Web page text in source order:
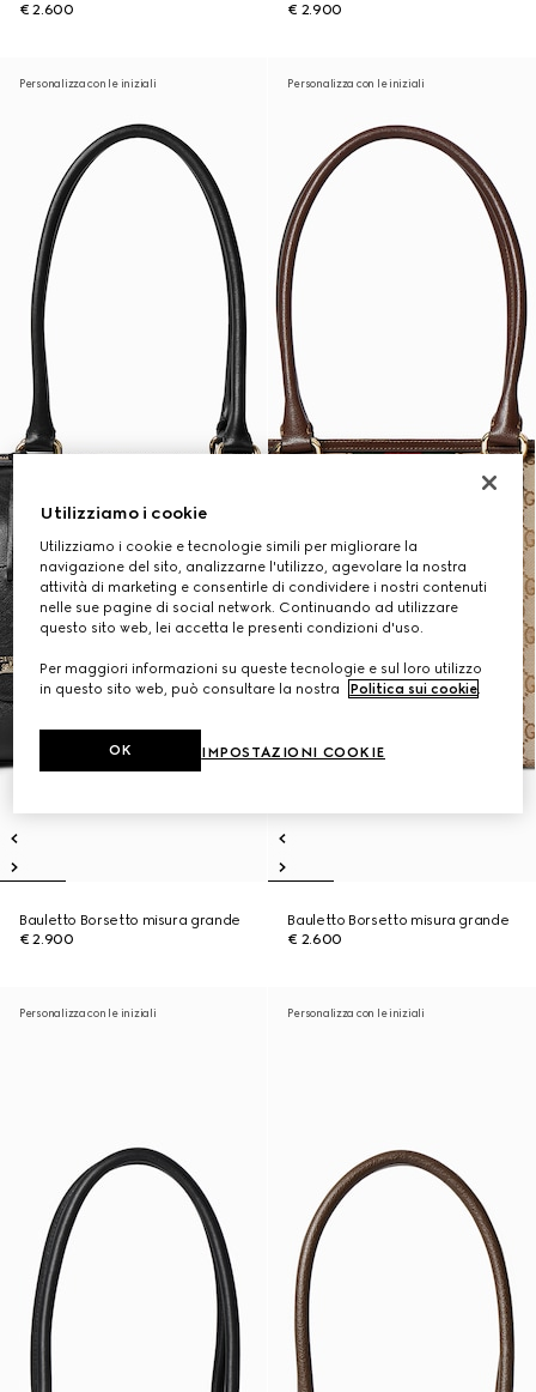
€ 2.600
€ 2.900
Personalizza con le iniziali
Bauletto Borsetto misura grande
€ 2.900
Personalizza con le iniziali
Bauletto Borsetto misura grande
€ 2.600
Personalizza con le iniziali Personalizza con le iniziali
Utilizziamo i cookie
Utilizziamo i cookie e tecnologie simili per migliorare la
navigazione del sito, analizzarne l'utilizzo, agevolare la nostra
attività di marketing e consentirle di condividere i nostri contenuti
nelle sue pagine di social network. Continuando ad utilizzare
questo sito web, lei accetta le presenti condizioni d'uso.
Per maggiori informazioni su queste tecnologie e sul loro utilizzo
in questo sito web, può consultare la nostra
Politica sui cookie.
IMPOSTAZIONI COOKIE
OK